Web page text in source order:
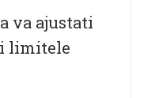
va ajustati
limitele